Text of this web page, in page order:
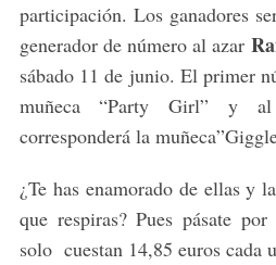
participación. Los ganadores
generador de número al azar
sábado 11 de junio. El primer
muñeca “Party Girl” y
corresponderá la
¿Te has enamorado de ellas y
que respiras? Pues pásate
solo cuestan 14,85 euros cada